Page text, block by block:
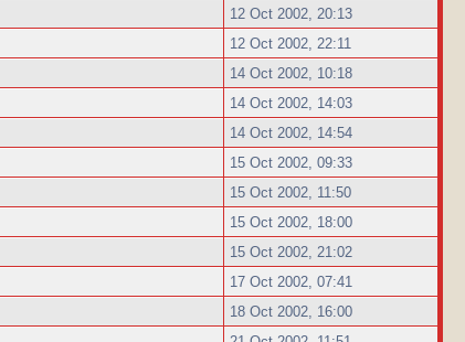
12 Oct 2002, 20:13
12 Oct 2002, 22:11
14 Oct 2002, 10:18
14 Oct 2002, 14:03
14 Oct 2002, 14:54
15 Oct 2002, 09:33
15 Oct 2002, 11:50
15 Oct 2002, 18:00
15 Oct 2002, 21:02
17 Oct 2002, 07:41
18 Oct 2002, 16:00